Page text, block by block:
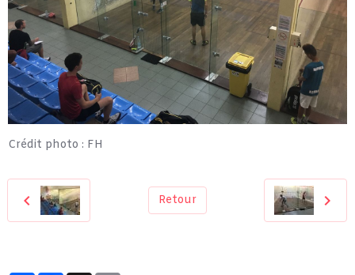
Crédit photo : FH
Retour